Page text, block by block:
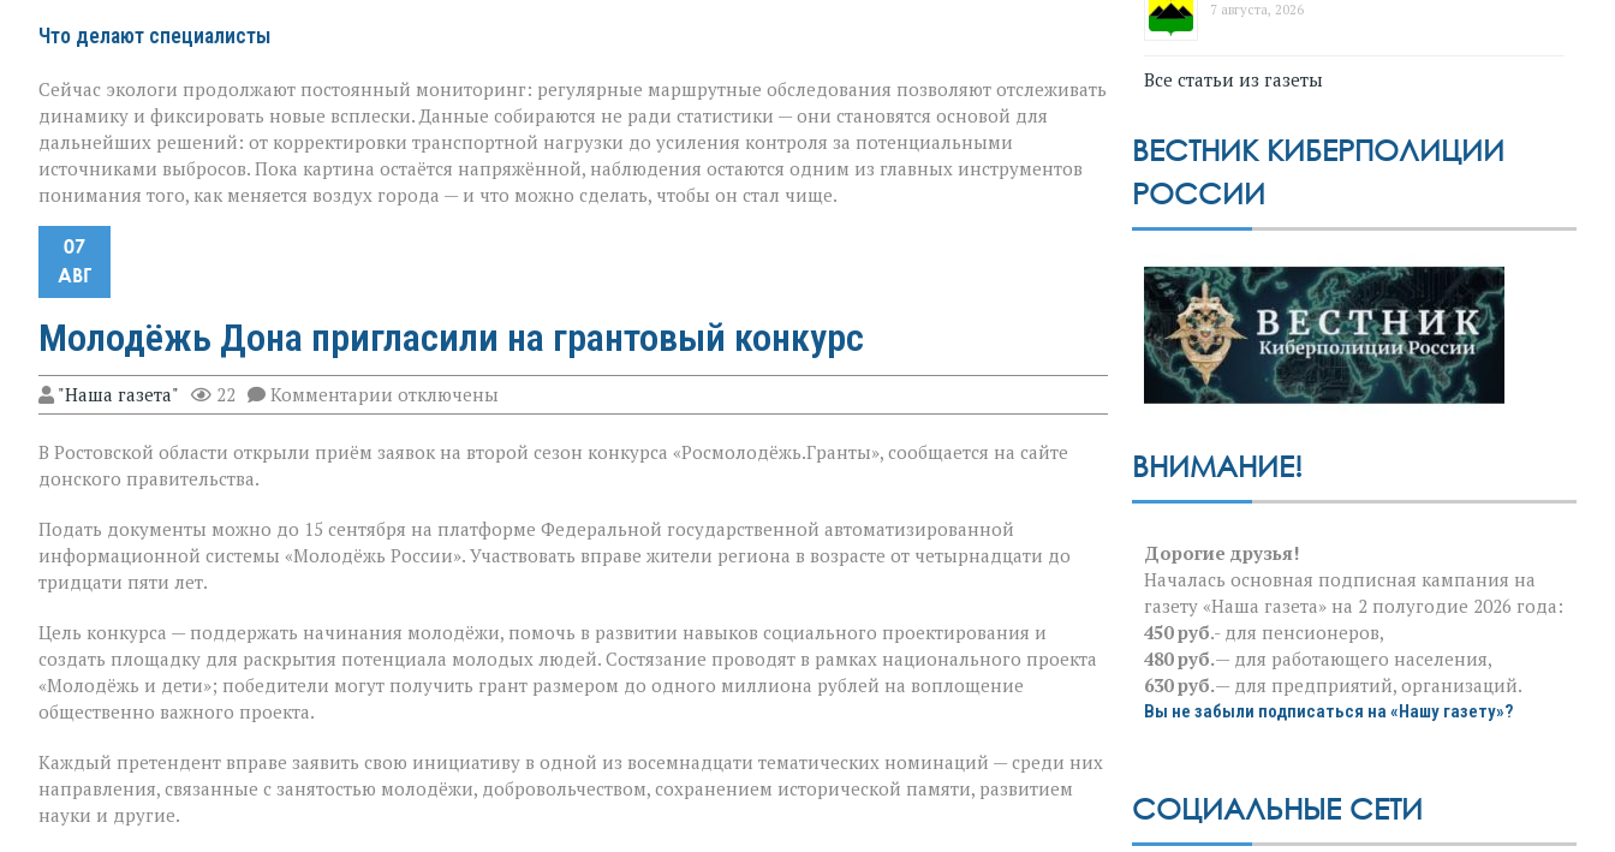
Что делают специалисты
Сейчас экологи продолжают постоянный мониторинг: регулярные маршрутные обследования позволяют отслеживать
динамику и фиксировать новые всплески. Данные собираются не ради статистики — они становятся основой для
дальнейших решений: от корректировки транспортной нагрузки до усиления контроля за потенциальными
источниками выбросов. Пока картина остаётся напряжённой, наблюдения остаются одним из главных инструментов
понимания того, как меняется воздух города — и что можно сделать, чтобы он стал чище.
07
АВГ
Молодёжь Дона пригласили на грантовый конкурс
"Наша газета" 22 Комментарии к
записи
Дона
грантовый
конкурс
отключены
В Ростовской области открыли приём заявок на второй сезон конкурса «Росмолодёжь.Гранты», сообщается на сайте
донского правительства.
Подать документы можно до 15 сентября на платформе Федеральной государственной автоматизированной
информационной системы «Молодёжь России». Участвовать вправе жители региона в возрасте от четырнадцати до
тридцати пяти лет.
Цель конкурса — поддержать начинания молодёжи, помочь в развитии навыков социального проектирования и
создать площадку для раскрытия потенциала молодых людей. Состязание проводят в рамках национального проекта
«Молодёжь и дети»; победители могут получить грант размером до одного миллиона рублей на воплощение
общественно важного проекта.
Каждый претендент вправе заявить свою инициативу в одной из восемнадцати тематических номинаций — среди них
направления, связанные с занятостью молодёжи, добровольчеством, сохранением исторической памяти, развитием
науки и другие.
7 августа, 2026
Все статьи из газеты
ВЕСТНИК КИБЕРПОЛИЦИИ
РОССИИ
ВНИМАНИЕ!
Дорогие друзья!
Началась основная подписная кампания на
газету «Наша газета» на 2 полугодие 2026 года:
450 руб.- для пенсионеров,
480 руб.— для работающего населения,
630 руб.— для предприятий, организаций.
Вы не забыли подписаться на «Нашу газету»?
СОЦИАЛЬНЫЕ СЕТИ